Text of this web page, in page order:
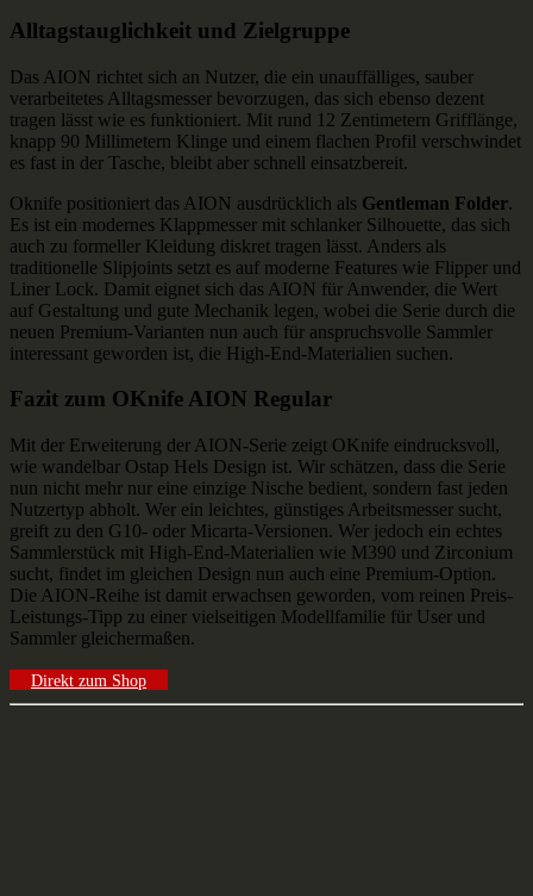
Alltagstauglichkeit und Zielgruppe
Das AION richtet sich an Nutzer, die ein unauffälliges, sauber
verarbeitetes Alltagsmesser bevorzugen, das sich ebenso dezent
tragen lässt wie es funktioniert. Mit rund 12 Zentimetern Grifflänge,
knapp 90 Millimetern Klinge und einem flachen Profil verschwindet
es fast in der Tasche, bleibt aber schnell einsatzbereit.
Oknife positioniert das AION ausdrücklich als Gentleman Folder.
Es ist ein modernes Klappmesser mit schlanker Silhouette, das sich
auch zu formeller Kleidung diskret tragen lässt. Anders als
traditionelle Slipjoints setzt es auf moderne Features wie Flipper und
Liner Lock. Damit eignet sich das AION für Anwender, die Wert
auf Gestaltung und gute Mechanik legen, wobei die Serie durch die
neuen Premium-Varianten nun auch für anspruchsvolle Sammler
interessant geworden ist, die High-End-Materialien suchen.
Fazit zum OKnife AION Regular
Mit der Erweiterung der AION-Serie zeigt OKnife eindrucksvoll,
wie wandelbar Ostap Hels Design ist. Wir schätzen, dass die Serie
nun nicht mehr nur eine einzige Nische bedient, sondern fast jeden
Nutzertyp abholt. Wer ein leichtes, günstiges Arbeitsmesser sucht,
greift zu den G10- oder Micarta-Versionen. Wer jedoch ein echtes
Sammlerstück mit High-End-Materialien wie M390 und Zirconium
sucht, findet im gleichen Design nun auch eine Premium-Option.
Die AION-Reihe ist damit erwachsen geworden, vom reinen Preis-
Leistungs-Tipp zu einer vielseitigen Modellfamilie für User und
Sammler gleichermaßen.
Direkt zum Shop